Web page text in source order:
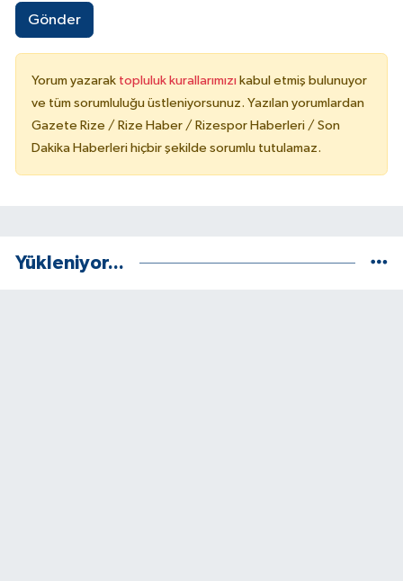
Gönder
Yorum yazarak topluluk kurallarımızı kabul etmiş bulunuyor
ve tüm sorumluluğu üstleniyorsunuz. Yazılan yorumlardan
Gazete Rize / Rize Haber / Rizespor Haberleri / Son
Dakika Haberleri hiçbir şekilde sorumlu tutulamaz.
Yükleniyor...